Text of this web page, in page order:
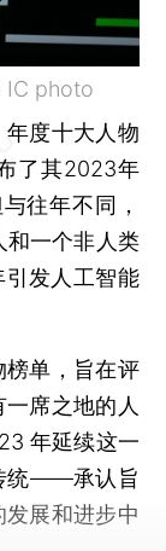
IC photo
度十大人物
了其2023年
往年不同，
和一个非人类
引发人工智能
单，旨在评
席之地的人
年延续这一
统——承认旨
展和进步中